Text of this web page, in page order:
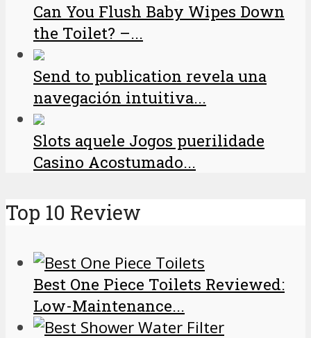
Can You Flush Baby Wipes Down
the Toilet? –...
Send to publication revela una
navegación intuitiva...
Slots aquele Jogos puerilidade
Casino Acostumado...
Top 10 Review
Best One Piece Toilets Reviewed:
Low-Maintenance...